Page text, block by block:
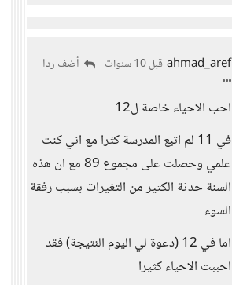
ahmad_aref قبل 10 سنوات أضف ردا
احب الاحياء خاصة ل12
في 11 لم اتبع المدرسة كثرا مع اني كنت
علمي وحصلت على مجموع 89 مع ان هذه
السنة حدثة الكثير من التغيرات بسبب رفقة
السوء
اما في 12 (دعوة لي اليوم النتيجة) فقد
احببت الاحياء كثيرا